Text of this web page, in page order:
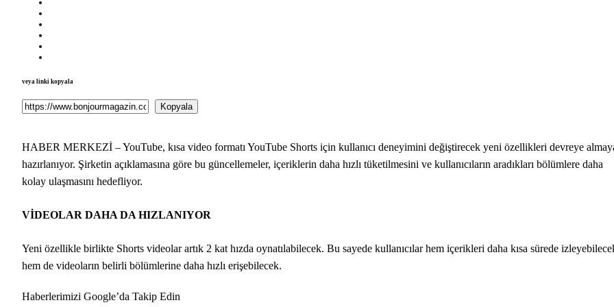
veya linki kopyala
Kopyala
HABER MERKEZİ – YouTube, kısa video formatı YouTube Shorts için kullanıcı deneyimini değiştirecek yeni özellikleri devreye
hazırlanıyor. Şirketin açıklamasına göre bu güncellemeler, içeriklerin daha hızlı tüketilmesini ve kullanıcıların aradıkları bölümlere daha
kolay ulaşmasını hedefliyor.
VİDEOLAR DAHA DA HIZLANIYOR
Yeni özellikle birlikte Shorts videolar artık 2 kat hızda oynatılabilecek. Bu sayede kullanıcılar hem içerikleri daha kısa sürede
hem de videoların belirli bölümlerine daha hızlı erişebilecek.
Haberlerimizi Google’da Takip Edin